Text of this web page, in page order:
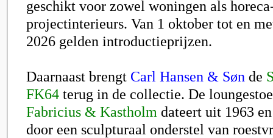
geschikt voor zowel woningen als
projectinterieurs. Van 1 oktober tot en
2026 gelden introductieprijzen.
Daarnaast brengt Carl Hansen & Søn de
FK64 terug in de collectie. De
Fabricius & Kastholm dateert uit 1963
door een sculpturaal onderstel van